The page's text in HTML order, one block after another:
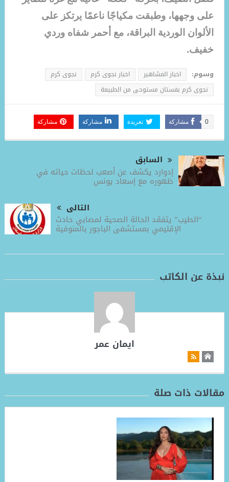
على وجهها، وطبقت مكياجًا ناعمًا يرتكز على
الألوان الوردية البراقة، مع أحمر شفاه وردي
خفيف.
وسوم: اخبار المشاهير اخبار نجوى كرم
نجوى كرم
نجوى كرم بفستان مستوحى من الطبيعة
مشاركة 0 تغريدة مشاركة مشاركة
السابق
إدوارد يكشف عن أصعب لحظات حياته في
ظهوره مع إسعاد يونس
التالى
“الطيب” يتفقد الحالة الصحية لمصابي حادث
الإقليمي بمستشفى الباجور بالمنوفية
نبذة عن الكاتب
ايمان عمر
مقالات ذات صلة